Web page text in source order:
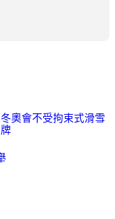
奧會不受拘束式滑雪